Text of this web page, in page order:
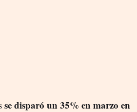
se disparó un 35% en marzo en